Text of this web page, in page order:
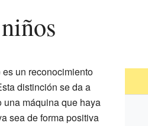
es un reconocimiento
distinción se da a
una máquina que haya
sea de forma positiva